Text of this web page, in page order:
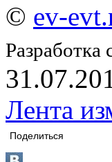
© ev-
Разработка
Лента
Поделиться